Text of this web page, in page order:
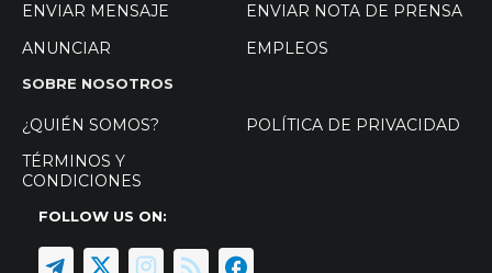
ENVIAR MENSAJE
ENVIAR NOTA DE PRENSA
ANUNCIAR
EMPLEOS
SOBRE NOSOTROS
¿QUIÉN SOMOS?
POLÍTICA DE PRIVACIDAD
TÉRMINOS Y
CONDICIONES
FOLLOW US ON: